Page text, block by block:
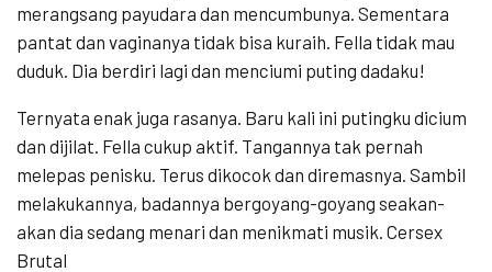
merangsang payudara dan mencumbunya. Sementara
pantat dan vaginanya tidak bisa kuraih. Fella tidak mau
duduk. Dia berdiri lagi dan menciumi puting dadaku!
Ternyata enak juga rasanya. Baru kali ini putingku dicium
dan dijilat. Fella cukup aktif. Tangannya tak pernah
melepas penisku. Terus dikocok dan diremasnya. Sambil
melakukannya, badannya bergoyang-goyang seakan-
akan dia sedang menari dan menikmati musik. Cersex
Brutal